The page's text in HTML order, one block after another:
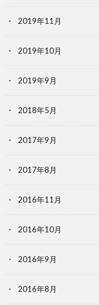
2019年11月
2019年10月
2019年9月
2018年5月
2017年9月
2017年8月
2016年11月
2016年10月
2016年9月
2016年8月